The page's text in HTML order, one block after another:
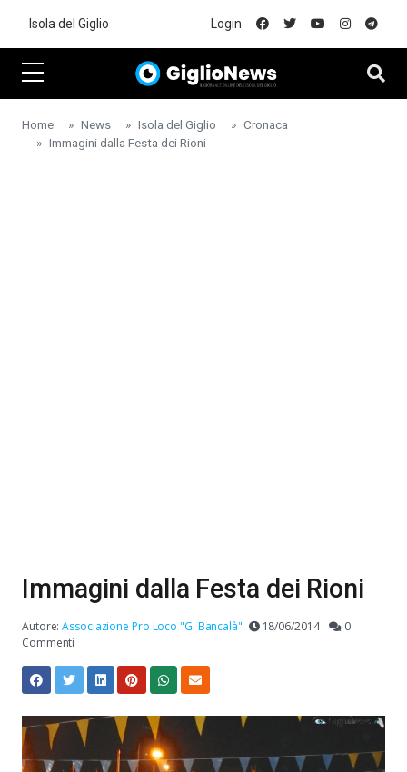
Isola del Giglio Login
Home News Isola del Giglio
Cronaca
Immagini dalla Festa dei Rioni
Immagini dalla Festa dei Rioni
Autore:Associazione Pro Loco "G. Bancalà" 18/06/2014
0
Commenti